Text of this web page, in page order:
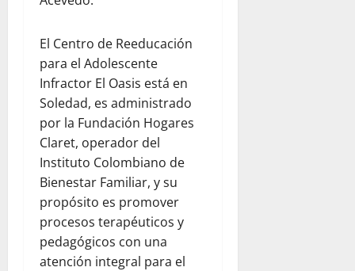
El Centro de Reeducación
para el Adolescente
Infractor El Oasis está en
Soledad, es administrado
por la Fundación Hogares
Claret, operador del
Instituto Colombiano de
Bienestar Familiar, y su
propósito es promover
procesos terapéuticos y
pedagógicos con una
atención integral para el